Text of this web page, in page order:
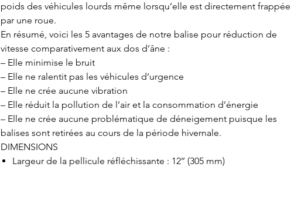
poids des véhicules lourds même lorsqu’elle est directement frappée
par une roue.
En résumé, voici les 5 avantages de notre balise pour réduction de
vitesse comparativement aux dos d’âne :
– Elle minimise le bruit
– Elle ne ralentit pas les véhicules d’urgence
– Elle ne crée aucune vibration
– Elle réduit la pollution de l’air et la consommation d’énergie
– Elle ne crée aucune problématique de déneigement puisque les
balises sont retirées au cours de la période hivernale.
DIMENSIONS
Largeur de la pellicule réfléchissante : 12’’ (305 mm)